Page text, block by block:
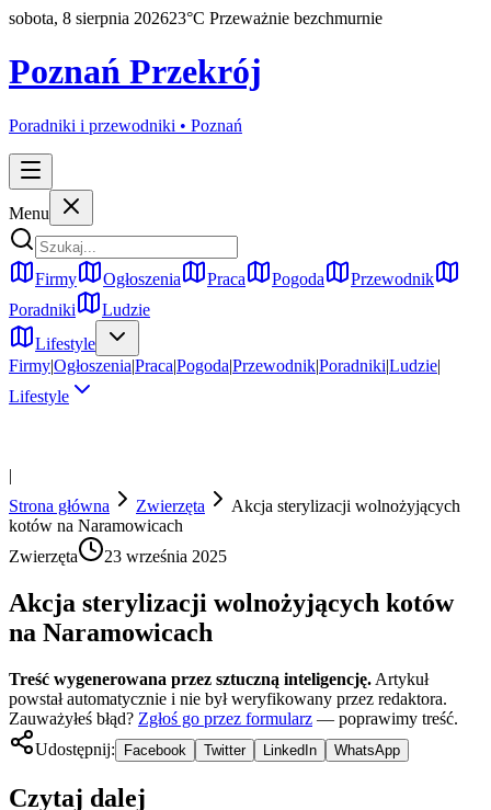
sobota, 8 sierpnia 202623°C Przeważnie bezchmurnie
Poznań Przekrój
Poradniki i przewodniki • Poznań
Menu
Firmy Ogłoszenia Praca Pogoda
Przewodnik
Poradniki
Ludzie
Lifestyle
Firmy|Ogłoszenia|Praca|Pogoda|Przewodnik|Poradniki|Ludzie|
Lifestyle
|
Strona główna
Zwierzęta
Akcja sterylizacji wolnożyjących
kotów na Naramowicach
Zwierzęta
23 września 2025
Akcja sterylizacji wolnożyjących kotów
na Naramowicach
Treść wygenerowana przez sztuczną inteligencję. Artykuł
powstał automatycznie i nie był weryfikowany przez redaktora.
Zauważyłeś błąd? Zgłoś go przez formularz — poprawimy treść.
Udostępnij:
Facebook Twitter LinkedIn WhatsApp
Czytaj dalej